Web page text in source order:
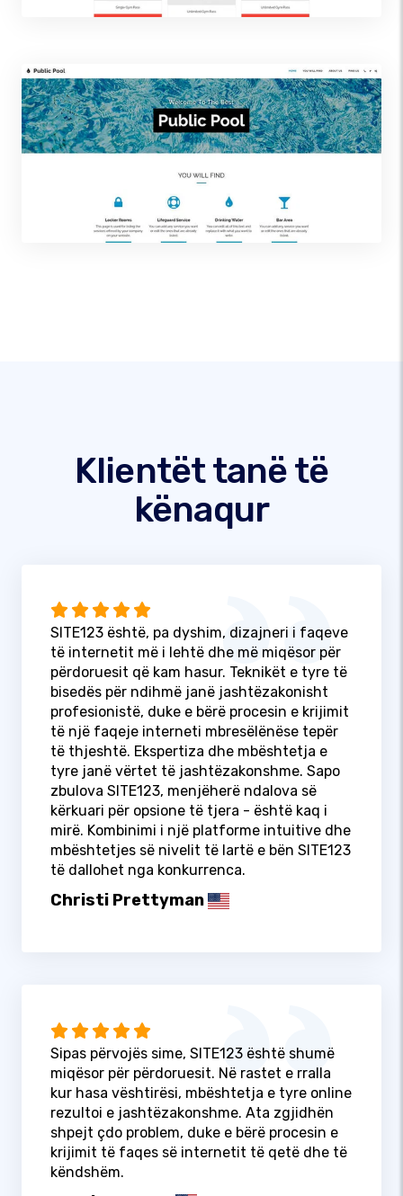
Klientët tanë të
kënaqur
SITE123 është, pa dyshim, dizajneri i faqeve
të internetit më i lehtë dhe më miqësor për
përdoruesit që kam hasur. Teknikët e tyre të
bisedës për ndihmë janë jashtëzakonisht
profesionistë, duke e bërë procesin e krijimit
të një faqeje interneti mbresëlënëse tepër
të thjeshtë. Ekspertiza dhe mbështetja e
tyre janë vërtet të jashtëzakonshme. Sapo
zbulova SITE123, menjëherë ndalova së
kërkuari për opsione të tjera - është kaq i
mirë. Kombinimi i një platforme intuitive dhe
mbështetjes së nivelit të lartë e bën SITE123
të dallohet nga konkurrenca.
Christi Prettyman
Sipas përvojës sime, SITE123 është shumë
miqësor për përdoruesit. Në rastet e rralla
kur hasa vështirësi, mbështetja e tyre online
rezultoi e jashtëzakonshme. Ata zgjidhën
shpejt çdo problem, duke e bërë procesin e
krijimit të faqes së internetit të qetë dhe të
këndshëm.